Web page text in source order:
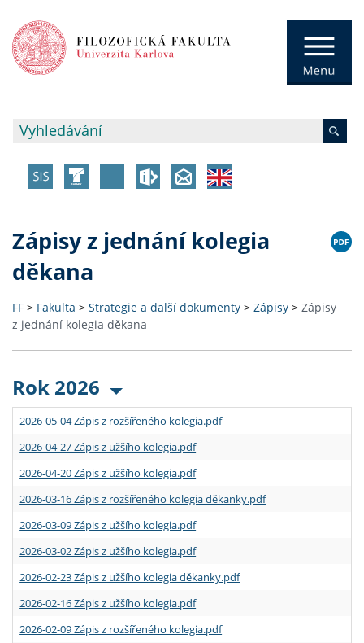
Zápisy z jednání kolegia
děkana
FF > Fakulta > Strategie a další dokumenty > Zápisy > Zápisy
z jednání kolegia děkana
Rok 2026
2026-05-04 Zápis z rozšířeného kolegia.pdf
2026-04-27 Zápis z užšího kolegia.pdf
2026-04-20 Zápis z užšího kolegia.pdf
2026-03-16 Zápis z rozšířeného kolegia děkanky.pdf
2026-03-09 Zápis z užšího kolegia.pdf
2026-03-02 Zápis z užšího kolegia.pdf
2026-02-23 Zápis z užšího kolegia děkanky.pdf
2026-02-16 Zápis z užšího kolegia.pdf
2026-02-09 Zápis z rozšířeného kolegia.pdf